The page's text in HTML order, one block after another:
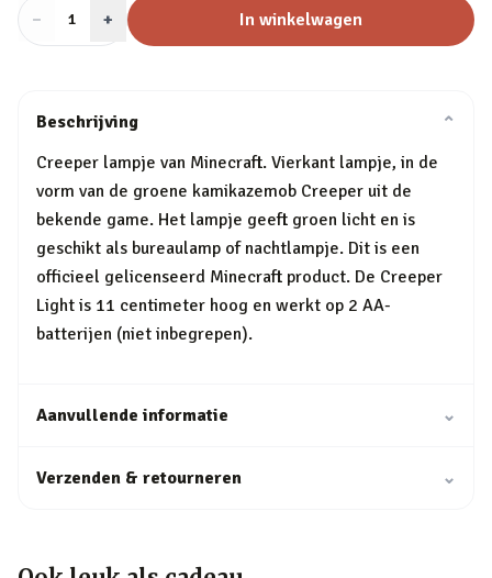
− Aantal
1 + In winkelwagen
Beschrijving
⌄
Creeper lampje van Minecraft. Vierkant lampje, in de
vorm van de groene kamikazemob Creeper uit de
bekende game. Het lampje geeft groen licht en is
geschikt als bureaulamp of nachtlampje. Dit is een
officieel gelicenseerd Minecraft product. De Creeper
Light is 11 centimeter hoog en werkt op 2 AA-
batterijen (niet inbegrepen).
Aanvullende informatie ⌄
Verzenden & retourneren ⌄